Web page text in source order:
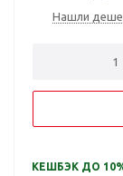
Нашли
КЕШБЭК ДО